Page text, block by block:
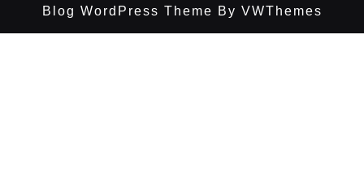
Blog WordPress Theme By VWThemes